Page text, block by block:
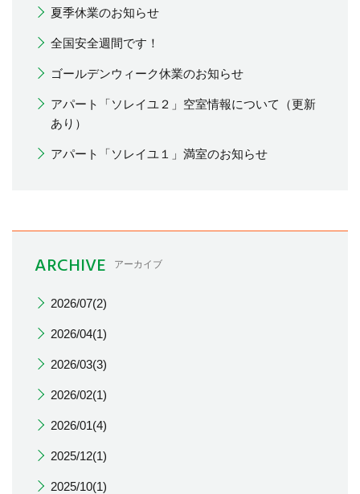
夏季休業のお知らせ
全国安全週間です！
ゴールデンウィーク休業のお知らせ
アパート「ソレイユ２」空室情報について（更新
あり）
アパート「ソレイユ１」満室のお知らせ
ARCHIVE アーカイブ
2026/07(2)
2026/04(1)
2026/03(3)
2026/02(1)
2026/01(4)
2025/12(1)
2025/10(1)